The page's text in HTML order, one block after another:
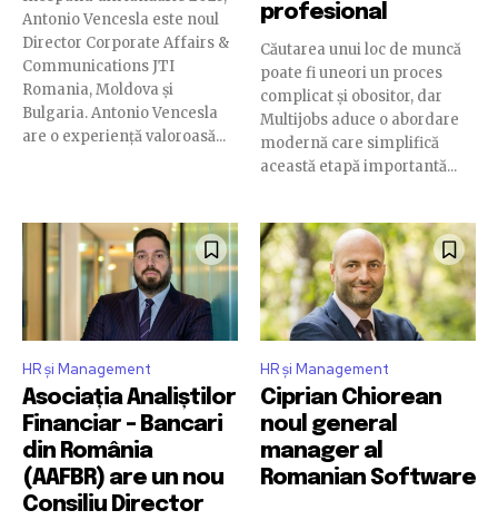
Antonio Vencesla este noul
Director Corporate Affairs &
Communications JTI
Romania, Moldova și
Bulgaria. Antonio Vencesla
are o experiență valoroasă...
profesional
Căutarea unui loc de muncă
poate fi uneori un proces
complicat și obositor, dar
Multijobs aduce o abordare
modernă care simplifică
această etapă importantă...
HR și Management
Asociația Analiștilor
Financiar – Bancari
din România
(AAFBR) are un nou
Consiliu Director
HR și Management
Ciprian Chiorean
noul general
manager al
Romanian Software